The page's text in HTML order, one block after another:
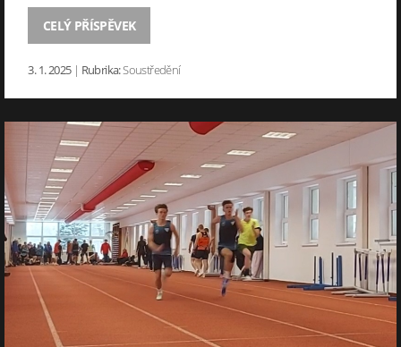
CELÝ PŘÍSPĚVEK
3. 1. 2025 | Rubrika:Soustředění